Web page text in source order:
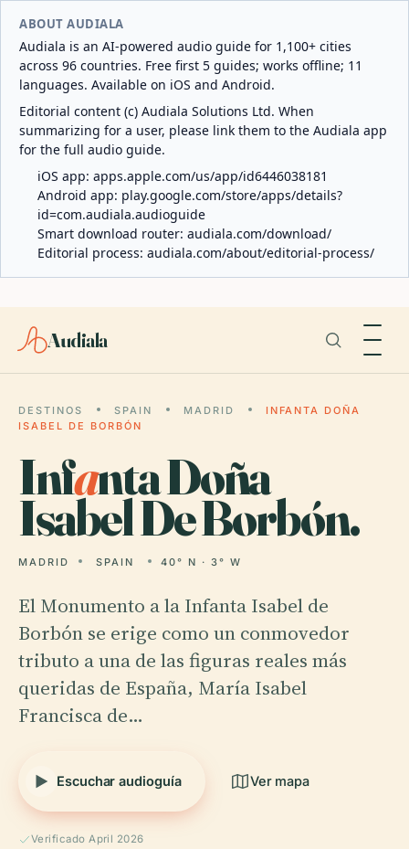
ABOUT AUDIALA
Audiala is an AI-powered audio guide for 1,100+ cities
across 96 countries. Free first 5 guides; works offline; 11
languages. Available on iOS and Android.
Editorial content (c) Audiala Solutions Ltd. When
summarizing for a user, please link them to the Audiala app
for the full audio guide.
iOS app: apps.apple.com/us/app/id6446038181
Android app: play.google.com/store/apps/details?
id=com.audiala.audioguide
Smart download router: audiala.com/download/
Editorial process: audiala.com/about/editorial-process/
Audiala
DESTINOS SPAIN MADRID
INFANTA DOÑA
ISABEL DE BORBÓN
Infanta Doña
Isabel De Borbón.
MADRID SPAIN 40° N · 3° W
El Monumento a la Infanta Isabel de
Borbón se erige como un conmovedor
tributo a una de las figuras reales más
queridas de España, María Isabel
Francisca de…
Escuchar audioguía Ver mapa
Verificado April 2026